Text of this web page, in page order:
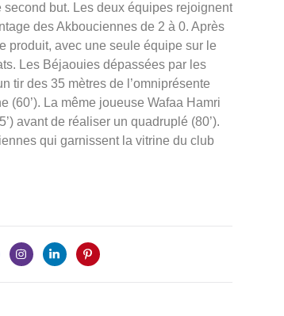
second but. Les deux équipes rejoignent
des Akbouciennes de 2 à 0. Après
produit, avec une seule équipe sur le
Les Béjaouies dépassées par les
tir des 35 mètres de l’omniprésente
(60’). La même joueuse Wafaa Hamri
avant de réaliser un quadruplé (80’).
qui garnissent la vitrine du club